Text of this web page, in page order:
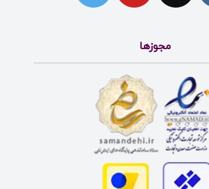
مجوزها